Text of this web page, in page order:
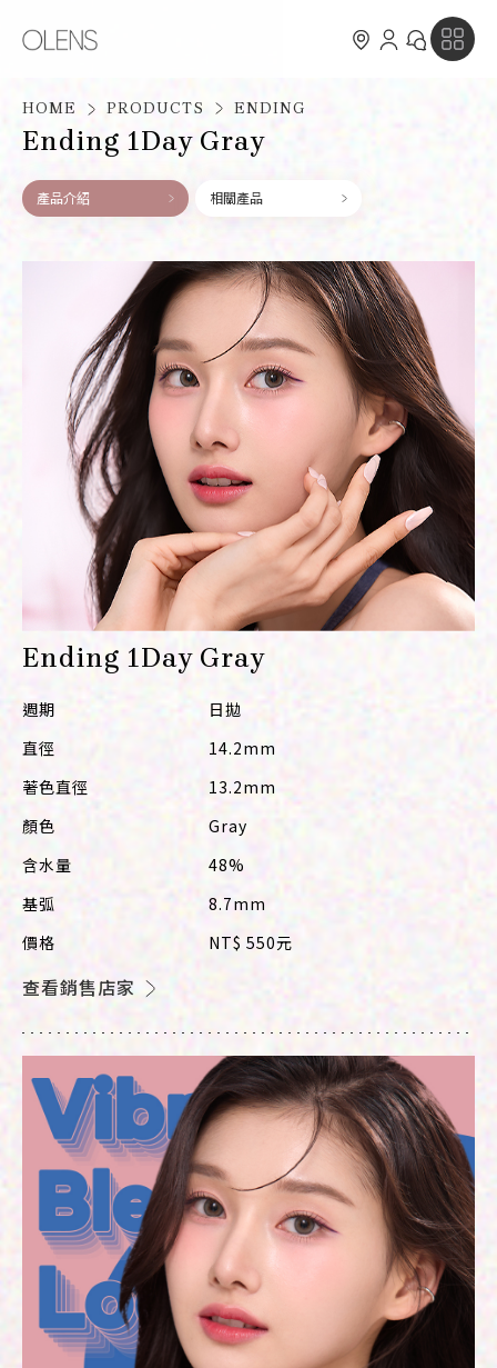
NEWS
新品消息
活動消息
PRODUCTS
OLENS X MEOVV
探索全系列
日拋系列
月拋系列
ABOUT
認識 OLENS
銷售據點
MEMBERSHIP
會員介紹與權益
會員點數兌禮計劃
會員條款說明
CUSTOMER SERVICE
常見問題
聯絡我們
FOLLOW US
Line@
Instagram
Facebook
HOME PRODUCTS ENDING
Ending 1Day Gray
產品介紹 相關產品
Ending 1Day Gray
週期
日拋
直徑
14.2mm
著色直徑
13.2mm
顏色
Gray
含水量
48%
基弧
8.7mm
價格
NT$ 550元
查看銷售店家